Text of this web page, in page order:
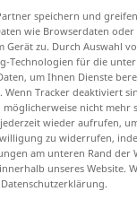
Spanisch
:
speichern und
wie Browserdaten
Gerät zu. Durch Auswahl
Technologien für die
um Ihnen Dienste
Wenn Tracker deaktiviert
nicht mehr
wieder aufrufen,
zu widerrufen,
am unteren Rand der
unseres Website.